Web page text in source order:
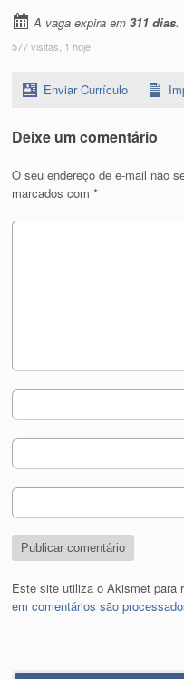
A vaga expira em311 dias.
577 visitas, 1 hoje
Enviar Currículo
Deixe um comentário
O seu endereço de e-mail não
marcados com*
Este site utiliza o Akismet para
em comentários são